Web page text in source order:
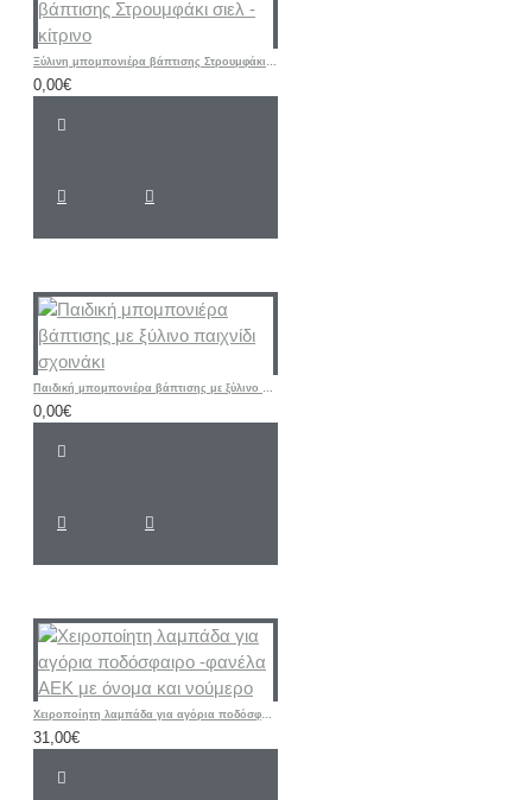
Ξύλινη μπομπονιέρα βάπτισης Στρουμφάκι σιελ - κίτρινο
0,00€
Παιδική μπομπονιέρα βάπτισης με ξύλινο παιχνίδι σχοινάκι
0,00€
Χειροποίητη λαμπάδα για αγόρια ποδόσφαιρο -φανέλα ΑΕΚ με όνομα και νούμερο
31,00€